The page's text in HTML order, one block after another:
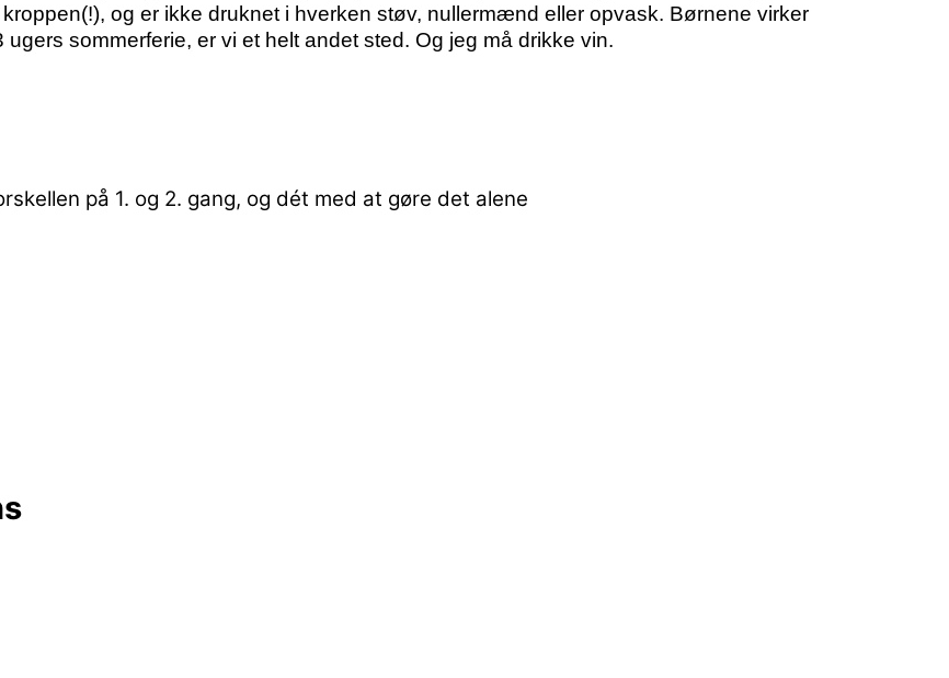
og er ikke druknet i hverken støv, nullermænd eller opvask. Børnene virker
sommerferie, er vi et helt andet sted. Og jeg må drikke vin.
på 1. og 2. gang, og dét med at gøre det alene